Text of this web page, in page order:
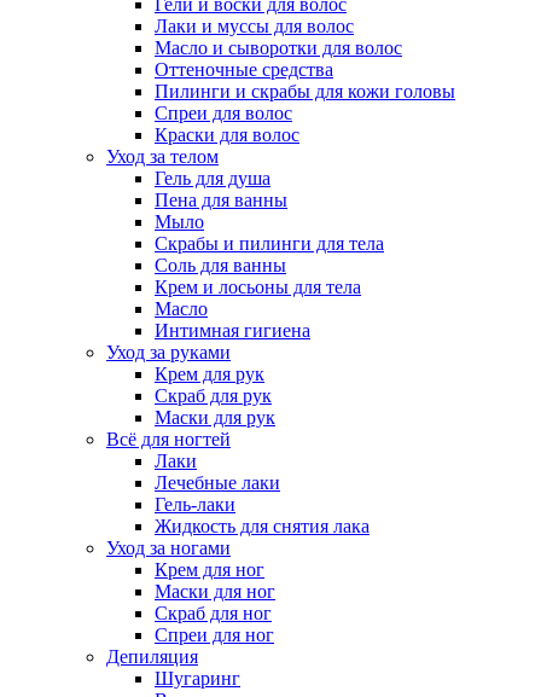
Гели и воски для волос
Лаки и муссы для волос
Масло и сыворотки для волос
Оттеночные средства
Пилинги и скрабы для кожи головы
Спреи для волос
Краски для волос
Уход за телом
Гель для душа
Пена для ванны
Мыло
Скрабы и пилинги для тела
Соль для ванны
Крем и лосьоны для тела
Масло
Интимная гигиена
Уход за руками
Крем для рук
Скраб для рук
Маски для рук
Всё для ногтей
Лаки
Лечебные лаки
Гель-лаки
Жидкость для снятия лака
Уход за ногами
Крем для ног
Маски для ног
Скраб для ног
Спреи для ног
Депиляция
Шугаринг